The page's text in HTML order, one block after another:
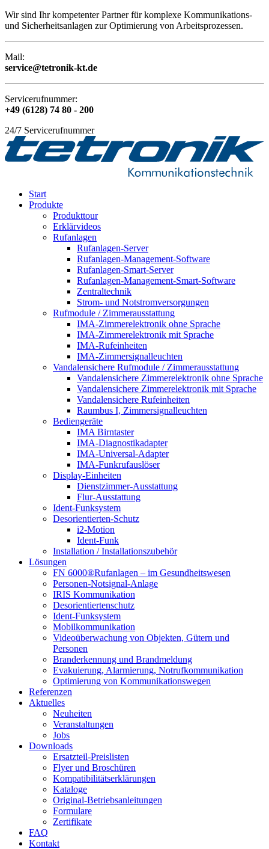
Wir sind Ihr kompetenter Partner für komplexe Kommunikations-
und Sicherheitsanlagen zur Optimierung von Arbeitsprozessen.
Mail:
service@tetronik-kt.de
Servicerufnummer:
+49 (6128) 74 80 - 200
24/7 Servicerufnummer
Start
Produkte
Produkttour
Erklärvideos
Rufanlagen
Rufanlagen-Server
Rufanlagen-Management-Software
Rufanlagen-Smart-Server
Rufanlagen-Management-Smart-Software
Zentraltechnik
Strom- und Notstromversorgungen
Rufmodule / Zimmerausstattung
IMA-Zimmerelektronik ohne Sprache
IMA-Zimmerelektronik mit Sprache
IMA-Rufeinheiten
IMA-Zimmersignalleuchten
Vandalensichere Rufmodule / Zimmerausstattung
Vandalensichere Zimmerelektronik ohne Sprache
Vandalensichere Zimmerelektronik mit Sprache
Vandalensichere Rufeinheiten
Raumbus I, Zimmersignalleuchten
Bediengeräte
IMA Birntaster
IMA-Diagnostikadapter
IMA-Universal-Adapter
IMA-Funkrufauslöser
Display-Einheiten
Dienstzimmer-Ausstattung
Flur-Ausstattung
Ident-Funksystem
Desorientierten-Schutz
i2-Motion
Ident-Funk
Installation / Installationszubehör
Lösungen
FN 6000®Rufanlagen – im Gesundheitswesen
Personen-Notsignal-Anlage
IRIS Kommunikation
Desorientiertenschutz
Ident-Funksystem
Mobilkommunikation
Videoüberwachung von Objekten, Gütern und
Personen
Branderkennung und Brandmeldung
Evakuierung, Alarmierung, Notrufkommunikation
Optimierung von Kommunikationswegen
Referenzen
Aktuelles
Neuheiten
Veranstaltungen
Jobs
Downloads
Ersatzteil-Preislisten
Flyer und Broschüren
Kompatibilitätserklärungen
Kataloge
Original-Betriebsanleitungen
Formulare
Zertifikate
FAQ
Kontakt